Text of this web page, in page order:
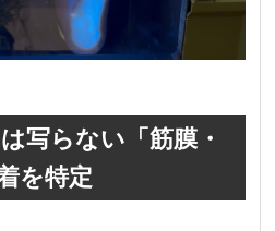
写らない「筋膜・
を特定